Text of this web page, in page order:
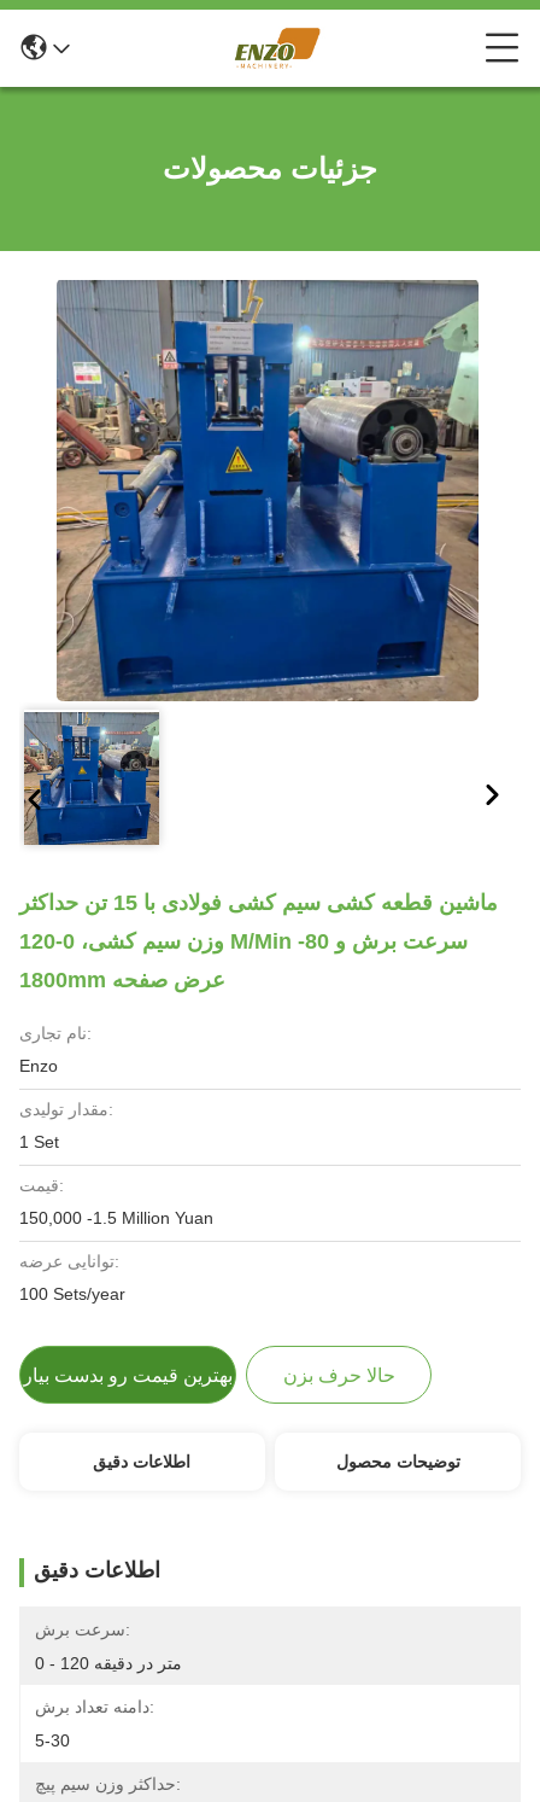
جزئیات محصولات
ماشین قطعه کشی سیم کشی فولادی با 15 تن حداکثر
وزن سیم کشی، 0-120 M/min سرعت برش و 80-
1800mm عرض صفحه
نام تجاری:
Enzo
مقدار تولیدی:
1 Set
قیمت:
150,000 -1.5 Million Yuan
توانایی عرضه:
100 Sets/year
بهترین قیمت رو بدست بیار حالا حرف بزن
اطلاعات دقیق توضیحات محصول
اطلاعات دقیق
سرعت برش:
0 - 120 متر در دقیقه
دامنه تعداد برش:
5-30
حداکثر وزن سیم پیچ: